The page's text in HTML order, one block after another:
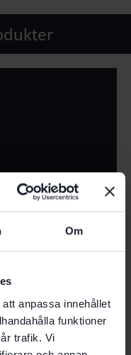
Om
anpassa innehållet
funktioner
trafik. Vi